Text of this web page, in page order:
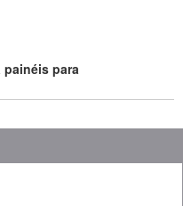
painéis para